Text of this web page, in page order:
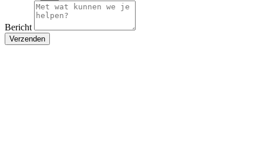
Bericht
Verzenden